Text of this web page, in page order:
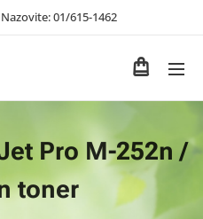
01/615-1462
Pro M-252n /
toner